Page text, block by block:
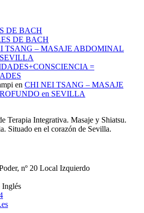
DE BACH
DE BACH
TSANG – MASAJE ABDOMINAL
=
en CHI NEI TSANG – MASAJE
en SEVILLA
Terapia Integrativa. Masaje y Shiatsu.
Situado en el corazón de Sevilla.
nº 20 Local Izquierdo
Inglés